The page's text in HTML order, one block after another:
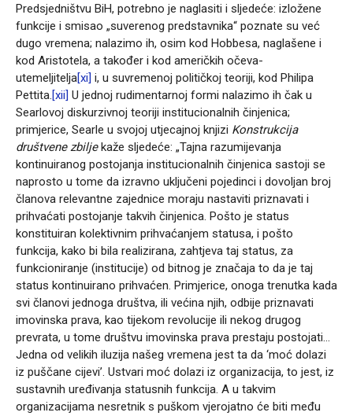
Predsjedništvu BiH, potrebno je naglasiti i sljedeće: izložene
funkcije i smisao „suverenog predstavnika“ poznate su već
dugo vremena; nalazimo ih, osim kod Hobbesa, naglašene i
kod Aristotela, a također i kod američkih očeva-
utemeljitelja[xi] i, u suvremenoj političkoj teoriji, kod Philipa
Pettita.[xii] U jednoj rudimentarnoj formi nalazimo ih čak u
Searlovoj diskurzivnoj teoriji institucionalnih činjenica;
primjerice, Searle u svojoj utjecajnoj knjizi Konstrukcija
društvene zbiljekaže sljedeće: „Tajna razumijevanja
kontinuiranog postojanja institucionalnih činjenica sastoji se
naprosto u tome da izravno uključeni pojedinci i dovoljan broj
članova relevantne zajednice moraju nastaviti priznavati i
prihvaćati postojanje takvih činjenica. Pošto je status
konstituiran kolektivnim prihvaćanjem statusa, i pošto
funkcija, kako bi bila realizirana, zahtjeva taj status, za
funkcioniranje (institucije) od bitnog je značaja to da je taj
status kontinuirano prihvaćen. Primjerice, onoga trenutka kada
svi članovi jednoga društva, ili većina njih, odbije priznavati
imovinska prava, kao tijekom revolucije ili nekog drugog
prevrata, u tome društvu imovinska prava prestaju postojati…
Jedna od velikih iluzija našeg vremena jest ta da ‘moć dolazi
iz puščane cijevi’. Ustvari moć dolazi iz organizacija, to jest, iz
sustavnih uređivanja statusnih funkcija. A u takvim
organizacijama nesretnik s puškom vjerojatno će biti među